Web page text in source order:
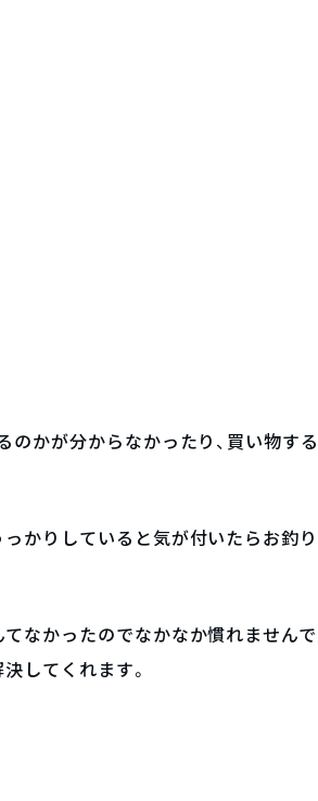
かが分からなかったり、買い物する
かりしていると気が付いたらお釣り
なかったのでなかなか慣れませんで
してくれます。